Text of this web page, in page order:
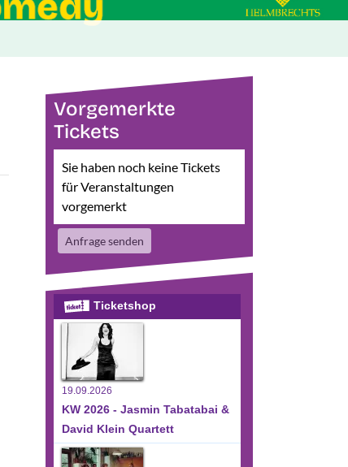
Vorgemerkte
Tickets
Sie haben noch keine Tickets
für Veranstaltungen
vorgemerkt
Anfrage senden
Ticketshop
19.09.2026
KW 2026 - Jasmin Tabatabai &
David Klein Quartett